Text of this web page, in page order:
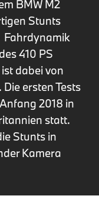
BMW M2
Stunts
Fahrdynamik
410 PS
dabei von
ersten Tests
2018 in
statt.
Stunts in
Kamera